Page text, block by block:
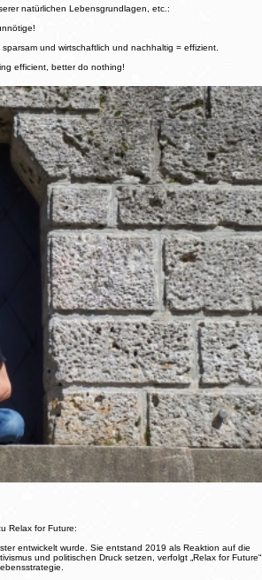
natürlichen Lebensgrundlagen, etc.:
und wirtschaftlich und nachhaltig = effizient.
efficient, better do nothing!
Relax for Future:
entwickelt wurde. Sie entstand 2019 als Reaktion auf die
und politischen Druck setzen, verfolgt „Relax for Future“